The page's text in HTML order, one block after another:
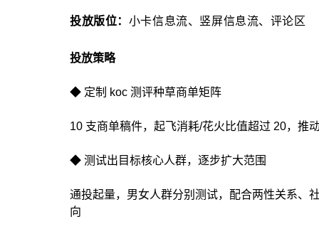
投放版位： 小卡信息流、竖屏信息流、评论区
投放策略
◆ 定制 koc 测评种草商单矩阵
10 支商单稿件，起飞消耗/花火比值超过 20，推
◆ 测试出目标核心人群，逐步扩大范围
通投起量，男女人群分别测试，配合两性关系、
向